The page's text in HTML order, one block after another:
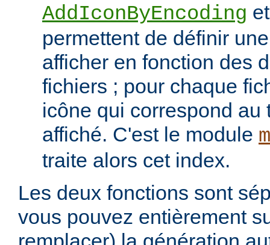
AddIconByEncoding
permettent de définir
afficher en fonction des
fichiers ; pour chaque
icône qui correspond au
affiché. C'est le module
traite alors cet index.
Les deux fonctions sont
vous pouvez entièrement